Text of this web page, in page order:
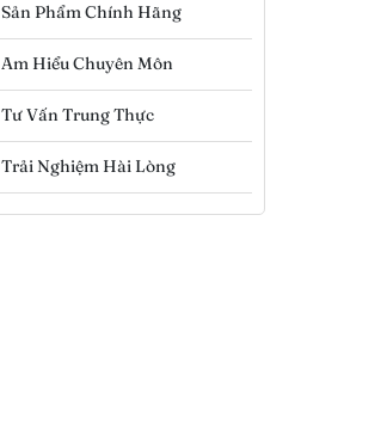
Sản Phẩm Chính Hãng
Am Hiểu Chuyên Môn
Tư Vấn Trung Thực
Trải Nghiệm Hài Lòng